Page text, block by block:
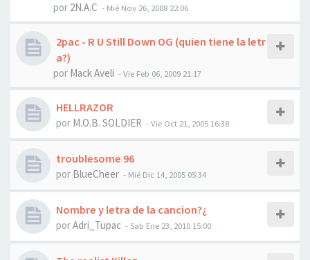
por 2N.A.C - Mié Nov 26, 2008 22:06
2pac - R U Still Down OG (quien tiene la letr
a?)
por Mack Aveli -Vie Feb 06, 2009 21:17
HELLRAZOR
por M.O.B. SOLDIER -Vie Oct 21, 2005 16:38
troublesome 96
por BlueCheer - Mié Dic 14, 2005 05:34
Nombre y letra de la cancion?¿
porAdri_Tupac - Sab Ene 23, 2010 15:00